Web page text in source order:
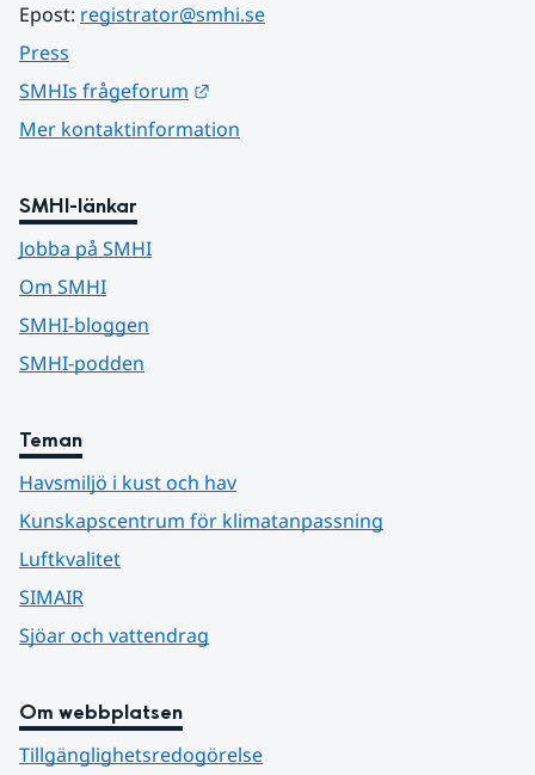
Epost: registrator@smhi.se
Press
SMHIs frågeforum
Mer kontaktinformation
SMHI-länkar
Jobba på SMHI
Om SMHI
SMHI-bloggen
SMHI-podden
Teman
Havsmiljö i kust och hav
Kunskapscentrum för klimatanpassning
Luftkvalitet
SIMAIR
Sjöar och vattendrag
Om webbplatsen
Tillgänglighetsredogörelse